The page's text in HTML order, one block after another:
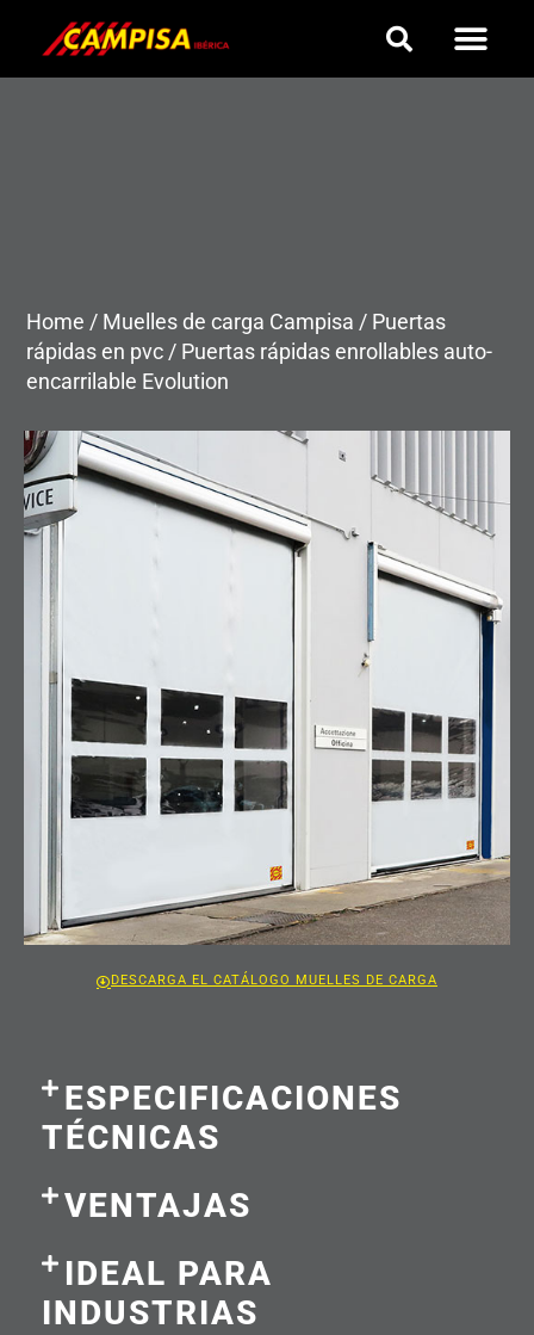
contenido
Home / Muelles de carga Campisa / Puertas
rápidas en pvc / Puertas rápidas enrollables auto-
encarrilable Evolution
DESCARGA EL CATÁLOGO MUELLES DE CARGA
ESPECIFICACIONES
TÉCNICAS
VENTAJAS
IDEAL PARA
INDUSTRIAS